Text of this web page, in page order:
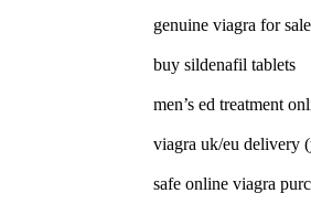
genuine viagra for sale
buy sildenafil tablets
men’s ed treatment
viagra uk/eu delivery
safe online viagra